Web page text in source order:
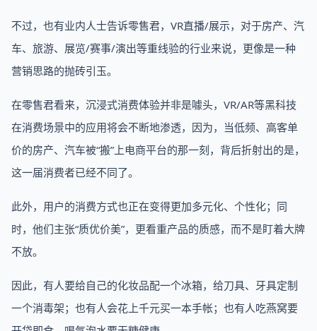
不过，也有业内人士告诉零售君，VR直播/展示，对于房产、汽
车、旅游、展览/赛事/演出等重线验的行业来说，更像是一种
营销思路的抛砖引玉。
在零售君看来，沉浸式消费体验并非是噱头，VR/AR等黑科技
在消费场景中的应用将会不断地渗透，因为，当低频、高客单
价的房产、汽车被“搬”上电商平台的那一刻，背后折射出的是，
这一届消费者已经不同了。
此外，用户的消费方式也正在变得更加多元化、个性化；同
时，他们主张“质优价美”，更看重产品的质感，而不是盯着大牌
不放。
因此，有人要给自己的化妆品配一个冰箱，给刀具、牙具定制
一个消毒架；也有人会花上千元买一本手帐；也有人吃燕窝要